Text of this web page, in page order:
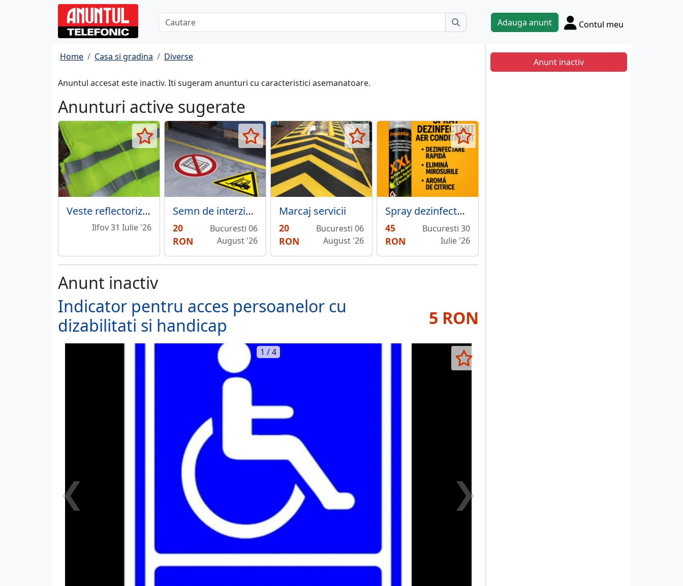
Adauga anunt Contul meu
Home Casa si gradina Diverse
Anuntul accesat este inactiv. Iti sugeram anunturi cu caracteristici asemanatoare.
Anunturi active sugerate
Veste reflectorizante simple sau personalizate
Ilfov 31 Iulie '26
Semn de interzicere Interzicerea admiterii persoanei neautorizate
20
RON
Bucuresti 06
August '26
Marcaj servicii
20
RON
Bucuresti 06
August '26
Spray dezinfectare aer conditionat Frigostar XXL aroma citrice 750 ml
45
RON
Bucuresti 30
Iulie '26
Anunt inactiv
Indicator pentru acces persoanelor cu
dizabilitati si handicap
5 RON
1 / 4
Anunt inactiv